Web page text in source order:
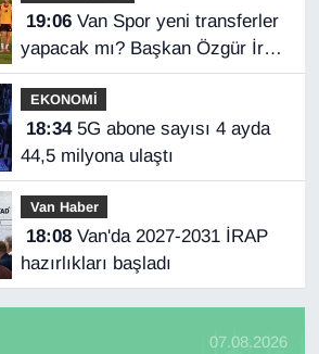
19:06Van Spor yeni transferler
yapacak mı? Başkan Özgür İreç
İlhan açıkladı
EKONOMİ
18:345G abone sayısı 4 ayda
44,5 milyona ulaştı
Van Haber
18:08Van'da 2027-2031 İRAP
hazırlıkları başladı
07.08.2026